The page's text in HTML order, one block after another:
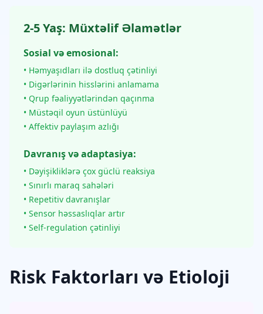
2-5 Yaş: Müxtəlif Əlamətlər
Sosial və emosional:
• Həmyaşıdları ilə dostluq çətinliyi
• Digərlərinin hisslərini anlamama
• Qrup fəaliyyətlərindən qaçınma
• Müstəqil oyun üstünlüyü
• Affektiv paylaşım azlığı
Davranış və adaptasiya:
• Dəyişikliklərə çox güclü reaksiya
• Sınırlı maraq sahələri
• Repetitiv davranışlar
• Sensor həssaslıqlar artır
• Self-regulation çətinliyi
Risk Faktorları və Etioloji